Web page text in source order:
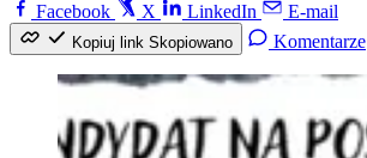
Facebook
X LinkedIn E-mail
Kopiuj link Skopiowano Komentarze